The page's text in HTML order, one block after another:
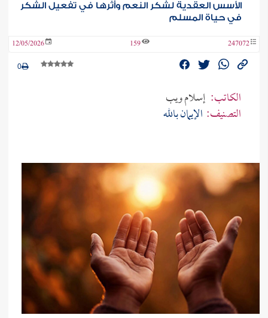
الأسس العقدية لشكر النعم وأثرها في تفعيل الشكر
في حياة المسلم
247072
159
12/05/2026
0
الكاتب: إسلام ويب
التصنيف: الإيمان بالله